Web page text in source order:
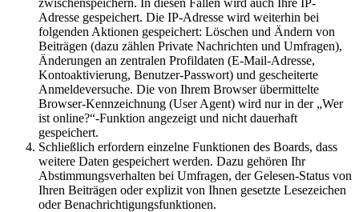
Adresse gespeichert. Die IP-Adresse wird weiterhin bei
folgenden Aktionen gespeichert: Löschen und Ändern von
Beiträgen (dazu zählen Private Nachrichten und Umfragen),
Änderungen an zentralen Profildaten (E-Mail-Adresse,
Kontoaktivierung, Benutzer-Passwort) und gescheiterte
Anmeldeversuche. Die von Ihrem Browser übermittelte
Browser-Kennzeichnung (User Agent) wird nur in der „Wer
ist online?“-Funktion angezeigt und nicht dauerhaft
gespeichert.
Schließlich erfordern einzelne Funktionen des Boards, dass
weitere Daten gespeichert werden. Dazu gehören Ihr
Abstimmungsverhalten bei Umfragen, der Gelesen-Status von
Ihren Beiträgen oder explizit von Ihnen gesetzte Lesezeichen
oder Benachrichtigungsfunktionen.